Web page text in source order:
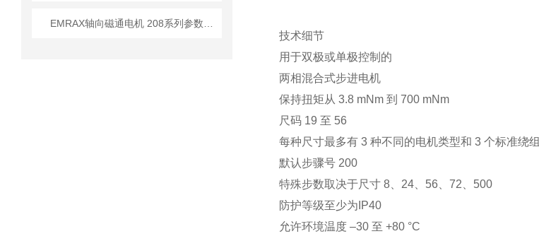
技术细节
用于双极或单极控制的
两相混合式步进电机
保持扭矩从 3.8 mNm 到 700 mNm
尺码 19 至 56
每种尺寸最多有 3 种不同的电机类型和 3 个标准绕组
默认步骤号 200
特殊步数取决于尺寸 8、24、56、72、500
防护等级至少为IP40
允许环境温度 –30 至 +80 °C